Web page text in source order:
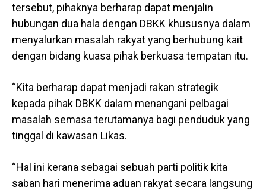
tersebut, pihaknya berharap dapat menjalin
hubungan dua hala dengan DBKK khususnya dalam
menyalurkan masalah rakyat yang berhubung kait
dengan bidang kuasa pihak berkuasa tempatan itu.
“Kita berharap dapat menjadi rakan strategik
kepada pihak DBKK dalam menangani pelbagai
masalah semasa terutamanya bagi penduduk yang
tinggal di kawasan Likas.
“Hal ini kerana sebagai sebuah parti politik kita
saban hari menerima aduan rakyat secara langsung